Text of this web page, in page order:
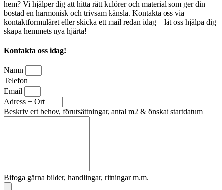
hem? Vi hjälper dig att hitta rätt kulörer och material som ger din
bostad en harmonisk och trivsam känsla. Kontakta oss via
kontaktformuläret eller skicka ett mail redan idag – låt oss hjälpa dig
skapa hemmets nya hjärta!
Kontakta oss idag!
Namn
Telefon
Email
Adress + Ort
Beskriv ert behov, förutsättningar, antal m2 & önskat startdatum
Bifoga gärna bilder, handlingar, ritningar m.m.